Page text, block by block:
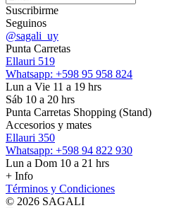
Suscribirme
Seguinos
@sagali_uy
Punta Carretas
Ellauri 519
Whatsapp: +598 95 958 824
Lun a Vie 11 a 19 hrs
Sáb 10 a 20 hrs
Punta Carretas Shopping (Stand)
Accesorios y mates
Ellauri 350
Whatsapp: +598 94 822 930
Lun a Dom 10 a 21 hrs
+ Info
Términos y Condiciones
© 2026 SAGALI